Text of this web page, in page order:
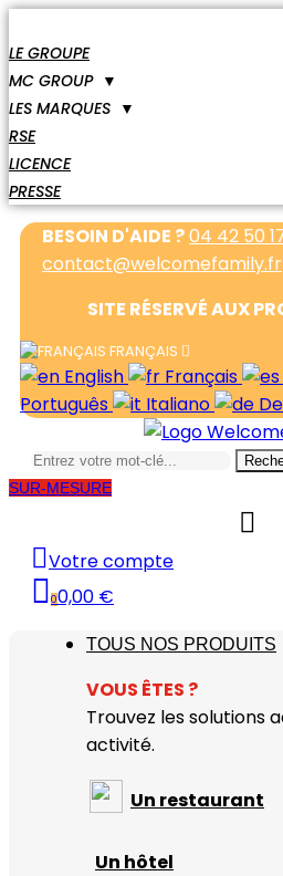
LE GROUPE
MC GROUP ▼
LES MARQUES ▼
RSE
LICENCE
PRESSE
BESOIN D'AIDE ?04 42 50
contact@welcomefamily.fr
SITE RÉSERVÉ AUX
FRANÇAIS
English Français
Português
Italiano
SUR-MESURE
Votre compte
00,00 €
TOUS NOS PRODUITS
VOUS ÊTES ?
Trouvez les solutions
activité.
Un restaurant
Un hôtel